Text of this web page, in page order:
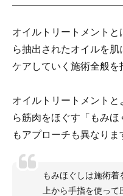
オイルトリートメント
ら抽出されたオイルを
ケアしていく施術全般を
オイルトリートメント
ら筋肉をほぐす「もみ
もアプローチも異なりま
もみほぐしは施術
上から手指を使っ